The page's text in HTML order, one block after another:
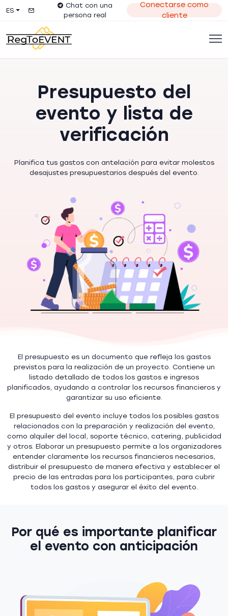
ES
Chat con una
persona real
Conectarse como
cliente
Presupuesto del
evento y lista de
verificación
Planifica tus gastos con antelación para evitar molestos
desajustes presupuestarios después del evento.
El presupuesto es un documento que refleja los gastos
previstos para la realización de un proyecto. Contiene un
listado detallado de todos los gastos e ingresos
planificados, ayudando a controlar los recursos financieros y
garantizar su uso eficiente.
El presupuesto del evento incluye todos los posibles gastos
relacionados con la preparación y realización del evento,
como alquiler del local, soporte técnico, catering, publicidad
y otros. Elaborar un presupuesto permite a los organizadores
entender claramente los recursos financieros necesarios,
distribuir el presupuesto de manera efectiva y establecer el
precio de las entradas para los participantes, para cubrir
todos los gastos y asegurar el éxito del evento.
Por qué es importante planificar
el evento con anticipación